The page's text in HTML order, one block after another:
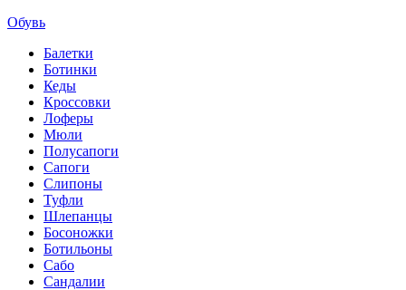
Обувь
Балетки
Ботинки
Кеды
Кроссовки
Лоферы
Мюли
Полусапоги
Сапоги
Слипоны
Туфли
Шлепанцы
Босоножки
Ботильоны
Сабо
Сандалии